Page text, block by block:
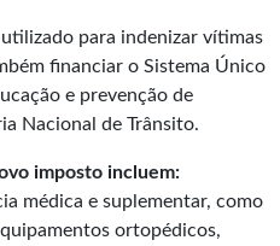
para indenizar vítimas
financiar o Sistema Único
e prevenção de
Nacional de Trânsito.
imposto incluem:
médica e suplementar, como
ortopédicos,